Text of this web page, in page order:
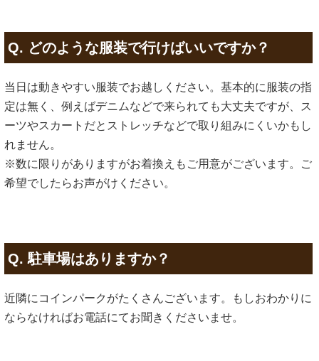
Q. どのような服装で行けばいいですか？
当日は動きやすい服装でお越しください。基本的に服装の指
定は無く、例えばデニムなどで来られても大丈夫ですが、ス
ーツやスカートだとストレッチなどで取り組みにくいかもし
れません。
※数に限りがありますがお着換えもご用意がございます。ご
希望でしたらお声がけください。
Q. 駐車場はありますか？
近隣にコインパークがたくさんございます。もしおわかりに
ならなければお電話にてお聞きくださいませ。